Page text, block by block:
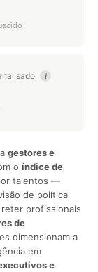
i
gestores e
o índice de
talentos —
de política
profissionais
de
dimensionam a
em
e